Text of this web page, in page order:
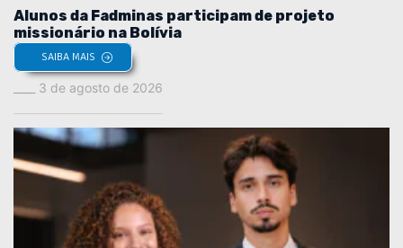
Alunos da Fadminas participam de projeto
missionário na Bolívia
SAIBA MAIS
3 de agosto de 2026